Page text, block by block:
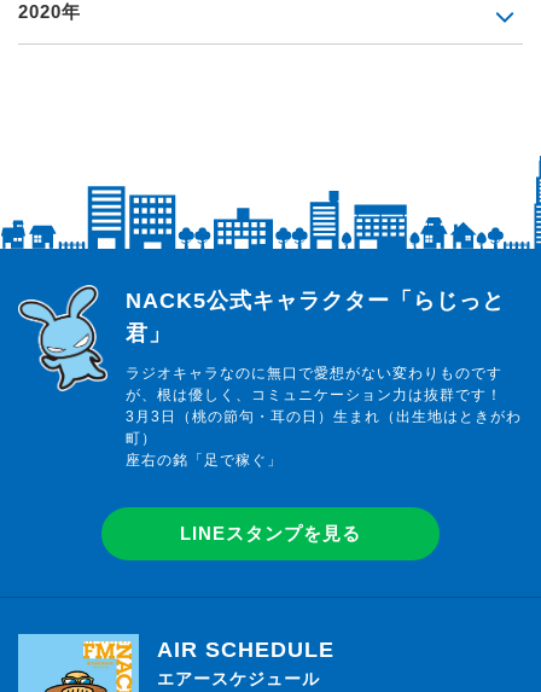
2020年
らじっと君
NACK5公式キャラクター「らじっと
君」
ラジオキャラなのに無口で愛想がない変わりものです
が、根は優しく、コミュニケーション力は抜群です！
3月3日（桃の節句・耳の日）生まれ（出生地はときがわ
町）
座右の銘「足で稼ぐ」
LINEスタンプを見る
AIR SCHEDULE
エアースケジュール